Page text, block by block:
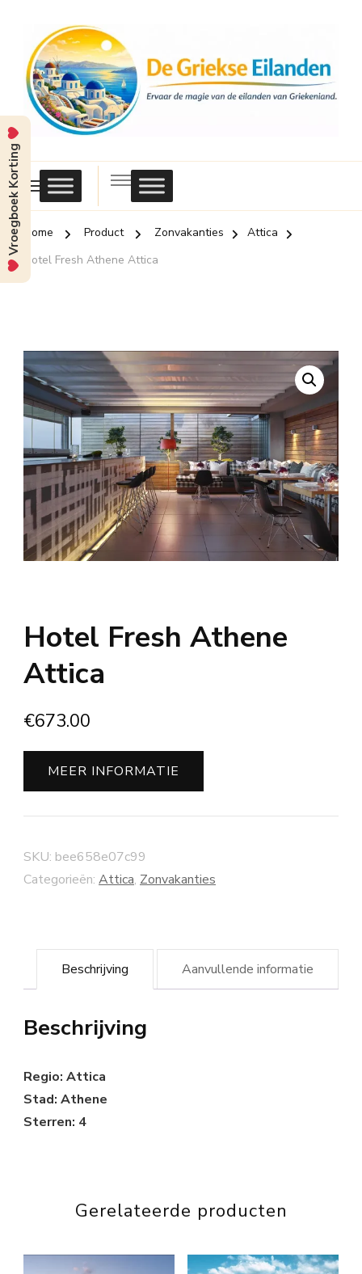
Griekse
Eilanden
Home Product Zonvakanties
Attica
Hotel Fresh Athene Attica
Hotel Fresh Athene
Attica
€673.00
MEER INFORMATIE
SKU: bee658e07c99
Categorieën: Attica, Zonvakanties
Beschrijving Aanvullende informatie
Beschrijving
Regio: Attica
Stad: Athene
Sterren: 4
Gerelateerde producten
Vroegboek Korting